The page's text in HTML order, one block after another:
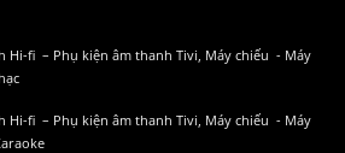
Hi-fi – Phụ kiện âm thanh Tivi, Máy chiếu - Máy
Hi-fi – Phụ kiện âm thanh Tivi, Máy chiếu - Máy